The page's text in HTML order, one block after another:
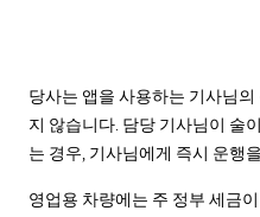
당사는 앱을 사용하는 기사님
지 않습니다. 담당 기사님이 술
는 경우, 기사님에게 즉시 운행
영업용 차량에는 주 정부 세금